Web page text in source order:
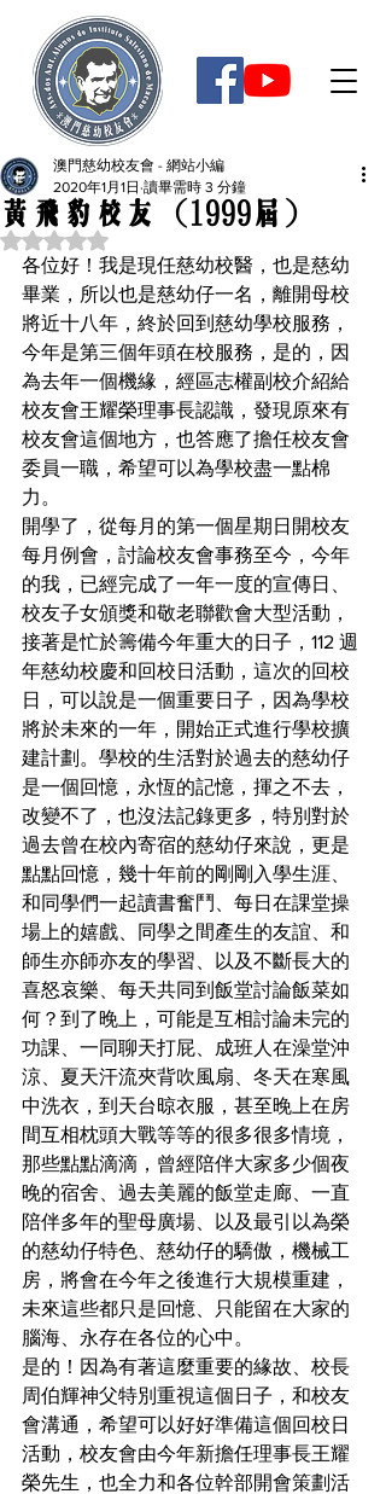
黃飛豹校友 (1999屆)
澳門慈幼校友會 - 網站小編
2020年1月1日 讀畢需時 3 分鐘
評等為 NaN（最高為 5 顆星）。
各位好！我是現任慈幼校醫，也是慈幼
畢業，所以也是慈幼仔一名，離開母校
將近十八年，終於回到慈幼學校服務，
今年是第三個年頭在校服務，是的，因
為去年一個機緣，經區志權副校介紹給
校友會王耀榮理事長認識，發現原來有
校友會這個地方，也答應了擔任校友會
委員一職，希望可以為學校盡一點棉
力。
開學了，從每月的第一個星期日開校友
每月例會，討論校友會事務至今，今年
的我，已經完成了一年一度的宣傳日、
校友子女頒獎和敬老聯歡會大型活動，
接著是忙於籌備今年重大的日子，112 週
年慈幼校慶和回校日活動，這次的回校
日，可以說是一個重要日子，因為學校
將於未來的一年，開始正式進行學校擴
建計劃。學校的生活對於過去的慈幼仔
是一個回憶，永恆的記憶，揮之不去，
改變不了，也沒法記錄更多，特別對於
過去曾在校內寄宿的慈幼仔來說，更是
點點回憶，幾十年前的剛剛入學生涯、
和同學們一起讀書奮鬥、每日在課堂操
場上的嬉戲、同學之間產生的友誼、和
師生亦師亦友的學習、以及不斷長大的
喜怒哀樂、每天共同到飯堂討論飯菜如
何？到了晚上，可能是互相討論未完的
功課、一同聊天打屁、成班人在澡堂沖
涼、夏天汗流夾背吹風扇、冬天在寒風
中洗衣，到天台晾衣服，甚至晚上在房
間互相枕頭大戰等等的很多很多情境，
那些點點滴滴，曾經陪伴大家多少個夜
晚的宿舍、過去美麗的飯堂走廊、一直
陪伴多年的聖母廣場、以及最引以為榮
的慈幼仔特色、慈幼仔的驕傲，機械工
房，將會在今年之後進行大規模重建，
未來這些都只是回憶、只能留在大家的
腦海、永存在各位的心中。
是的！因為有著這麼重要的緣故、校長
周伯輝神父特別重視這個日子，和校友
會溝通，希望可以好好準備這個回校日
活動，校友會由今年新擔任理事長王耀
榮先生，也全力和各位幹部開會策劃活